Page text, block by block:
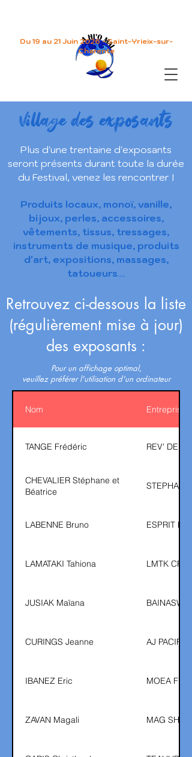
Du 19 au 21 Juin 2026 - Saint-Yrieix-sur-
Charente
Village des exposants
Plus d'une trentaine d'exposants
seront présents durant toute la durée
du Festival, venez les rencontrer !
Produits locaux, monoï, vanille,
bijoux, perles, accessoires,
vêtements, tissus, tressages,
instruments de musique, produits
d'art, expositions, massages,
tatoueurs...
Retrouvez ci-dessous la liste
(régulièrement mise à jour)
des exposants :
Pour un affichage optimal,
veuillez préférer l'utilisation d'un ordinateur
Nom Entreprise
TANGE Frédéric REV' DE
CHEVALIER Stéphane et
Béatrice
STEPHANE
LABENNE Bruno ESPRIT
LAMATAKI Tahiona LMTK
JUSIAK Maïana
CURINGS Jeanne AJ
IBANEZ Eric MOEA
ZAVAN Magali MAG SHOP